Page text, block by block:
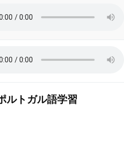
ルトガル語学習